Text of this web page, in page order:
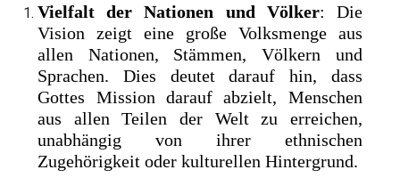
Vielfalt der Nationen und Völker: Die
Vision zeigt eine große Volksmenge aus
allen Nationen, Stämmen, Völkern und
Sprachen. Dies deutet darauf hin, dass
Gottes Mission darauf abzielt, Menschen
aus allen Teilen der Welt zu erreichen,
unabhängig von ihrer ethnischen
Zugehörigkeit oder kulturellen Hintergrund.